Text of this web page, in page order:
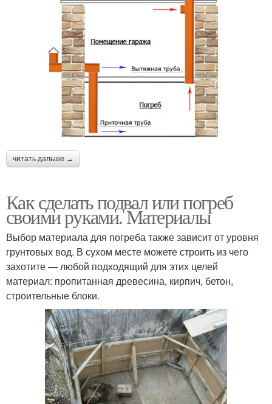
читать дальше →
Как сделать подвал или погреб
своими руками. Материалы
Выбор материала для погреба также зависит от уровня
грунтовых вод. В сухом месте можете строить из чего
захотите — любой подходящий для этих целей
материал: пропитанная древесина, кирпич, бетон,
строительные блоки.